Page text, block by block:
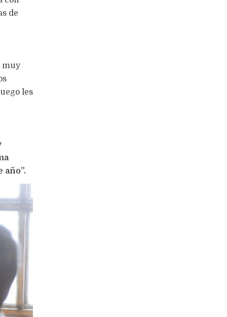
de
muy
les
año”.